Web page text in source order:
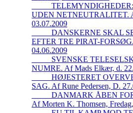
UDEN NETNEUTRALITET.
03.07.2009
_____DANSKERNE SKAL
EFTER TRE PIRAT-
04.06.2009
_____SVENSKE
NUMRE. Af Mads Elkær, d.
_____HØJESTERET
SAG. Af Rune Pedersen, D.
_____DANMARK ÅBEN
Af Morten K. Thomsen,